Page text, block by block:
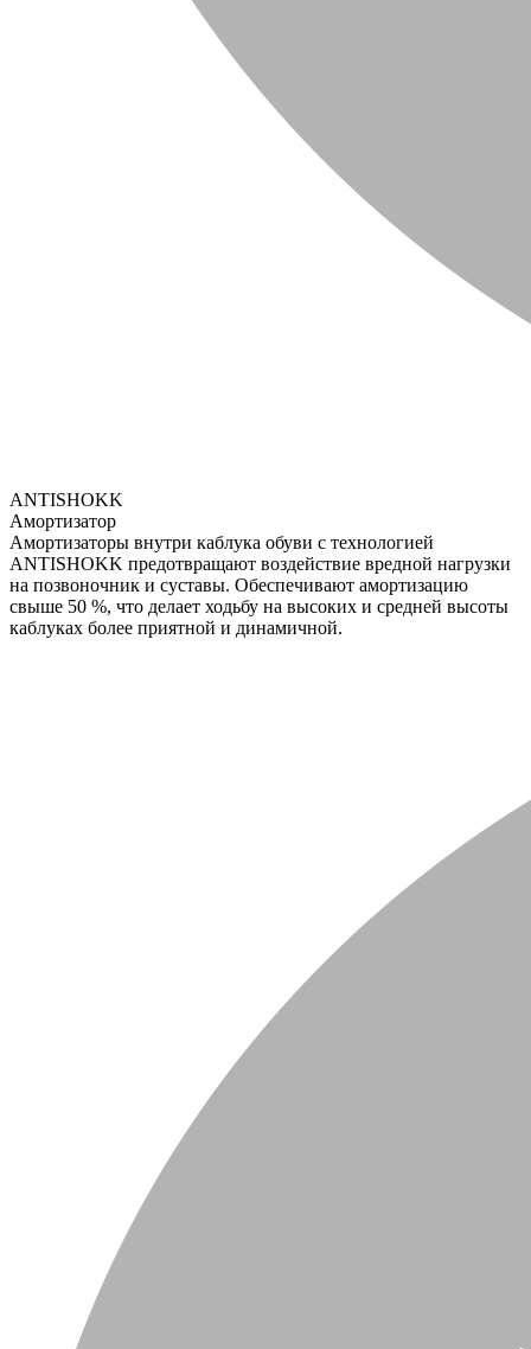
ANTISHOKK
Амортизатор
Амортизаторы внутри каблука обуви с технологией
ANTISHOKK предотвращают воздействие вредной нагрузки
на позвоночник и суставы. Обеспечивают амортизацию
свыше 50 %, что делает ходьбу на высоких и средней высоты
каблуках более приятной и динамичной.